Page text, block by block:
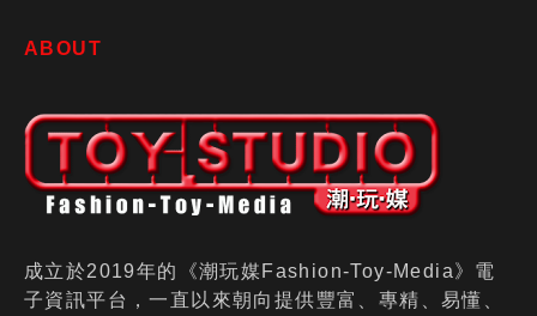
ABOUT
成立於2019年的《潮玩媒Fashion-Toy-Media》電
子資訊平台，一直以來朝向提供豐富、專精、易懂、